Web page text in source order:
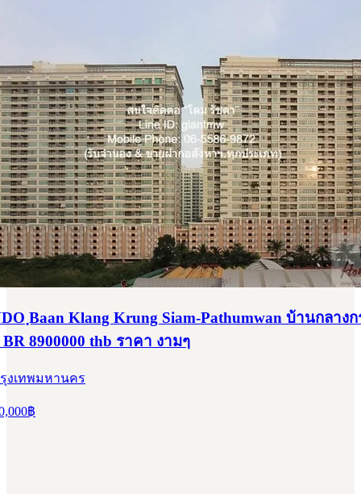
Baan Klang Krung Siam-Pathumwan บ้านกลาง
8900000 thb ราคา งามๆ
งเทพมหานคร
฿